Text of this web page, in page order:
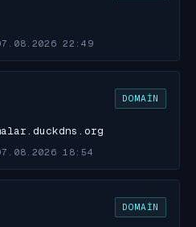
22:49
DOMAIN
18:54
DOMAIN